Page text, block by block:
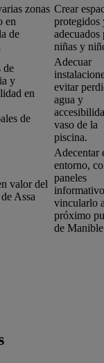
zonas
en
de
Crear
protegidos
adecuados
niñas y
de
y
en
de
Adecuar
evitar
agua y
vaso de la
piscina.
valor del
Assa
Adecentar
entorno,
paneles
vincularlo
próximo
de